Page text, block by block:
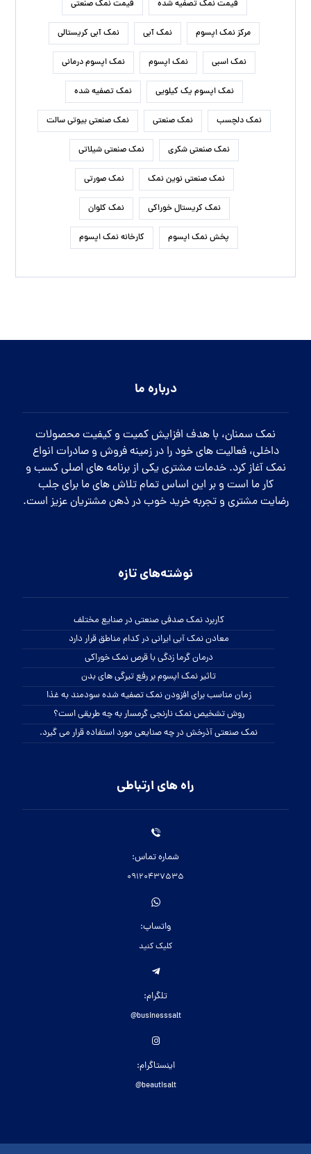
قیمت نمک تصفیه شده قیمت نمک صنعتی
مرکز نمک اپسوم نمک آبی نمک آبی کریستالی
نمک اسبی نمک اپسوم نمک اپسوم درمانی
نمک اپسوم یک کیلویی نمک تصفیه شده
نمک دلچسب نمک صنعتی نمک صنعتی بیوتی سالت
نمک صنعتی شکری نمک صنعتی شیلاتی
نمک صنعتی نوین نمک نمک صورتی
نمک کریستال خوراکی نمک کلوان
پخش نمک اپسوم کارخانه نمک اپسوم
درباره ما
نمک سمنان، با هدف افزایش کمیت و کیفیت محصولات
داخلی، فعالیت های خود را در زمینه فروش و صادرات انواع
نمک آغاز کرد. خدمات مشتری یکی از برنامه های اصلی کسب و
کار ما است و بر این اساس تمام تلاش های ما برای جلب
رضایت مشتری و تجربه خرید خوب در ذهن مشتریان عزیز است.
نوشته‌های تازه
کاربرد نمک صدفی صنعتی در صنایع مختلف
معادن نمک آبی ایرانی در کدام مناطق قرار دارد
درمان گرما زدگی با قرص نمک خوراکی
تاثیر نمک اپسوم بر رفع تیرگی های بدن
زمان مناسب برای افزودن نمک تصفیه شده سودمند به غذا
روش تشخیص نمک نارنجی گرمسار به چه طریقی است؟
نمک صنعتی آذرخش در چه صنایعی مورد استفاده قرار می گیرد.
راه های ارتباطی
شماره تماس:
09120437535
واتساپ:
کلیک کنید
تلگرام:
businesssalt@
اینستاگرام:
beautisalt@